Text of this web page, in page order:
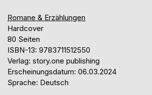
Romane & Erzählungen
Hardcover
80 Seiten
ISBN-13: 9783711512550
Verlag: story.one publishing
Erscheinungsdatum: 06.03.2024
Sprache: Deutsch